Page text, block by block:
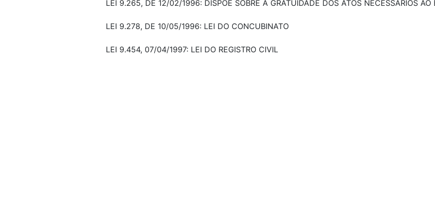
LEI 9.265, DE 12/02/1996: DISPÕE SOBRE A GRATUIDADE DOS ATOS NECESSÁRIOS AO
LEI 9.278, DE 10/05/1996: LEI DO CONCUBINATO
LEI 9.454, 07/04/1997: LEI DO REGISTRO CIVIL